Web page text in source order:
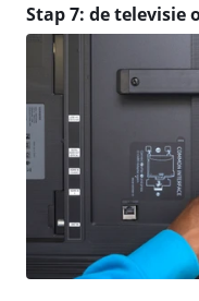
Stap 7: de televisie